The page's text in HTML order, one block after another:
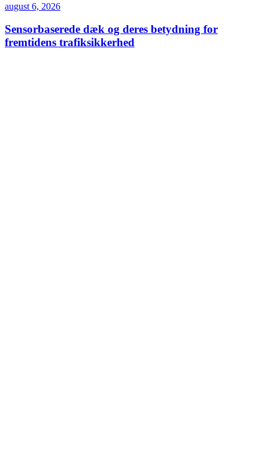
august 6, 2026
Sensorbaserede dæk og deres betydning for
fremtidens trafiksikkerhed